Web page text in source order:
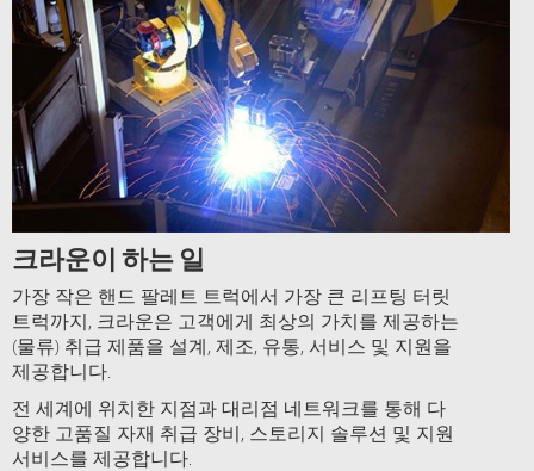
크라운이 하는 일
가장 작은 핸드 팔레트 트럭에서 가장 큰 리프팅 터릿
트럭까지, 크라운은 고객에게 최상의 가치를 제공하는
(물류) 취급 제품을 설계, 제조, 유통, 서비스 및 지원을
제공합니다.
전 세계에 위치한 지점과 대리점 네트워크를 통해 다
양한 고품질 자재 취급 장비, 스토리지 솔루션 및 지원
서비스를 제공합니다.